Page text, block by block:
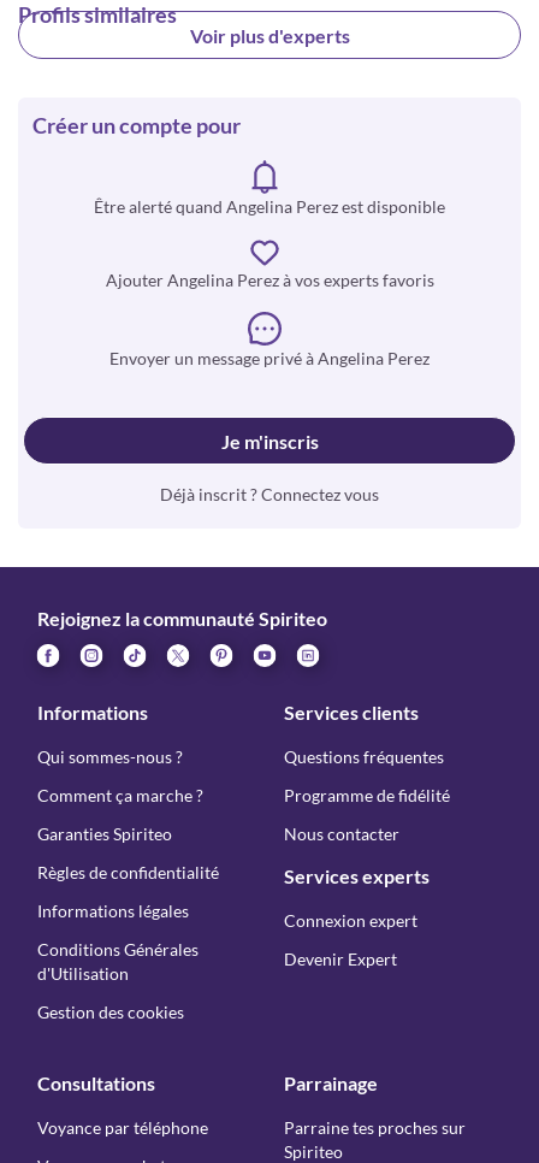
Profils similaires
Voir plus d'experts
Créer un compte pour
Être alerté quand Angelina Perez est disponible
Ajouter Angelina Perez à vos experts favoris
Envoyer un message privé à Angelina Perez
Je m'inscris
Déjà inscrit ? Connectez vous
Rejoignez la communauté Spiriteo
Informations
Qui sommes-nous ?
Comment ça marche ?
Garanties Spiriteo
Règles de confidentialité
Informations légales
Conditions Générales
d'Utilisation
Gestion des cookies
Services clients
Questions fréquentes
Programme de fidélité
Nous contacter
Services experts
Connexion expert
Devenir Expert
Consultations
Voyance par téléphone
Parrainage
Parraine tes proches sur
Spiriteo